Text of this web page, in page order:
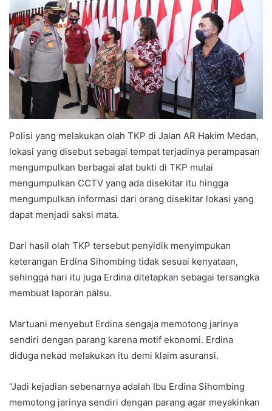
Polisi yang melakukan olah TKP di Jalan AR Hakim Medan,
lokasi yang disebut sebagai tempat terjadinya perampasan
mengumpulkan berbagai alat bukti di TKP mulai
mengumpulkan CCTV yang ada disekitar itu hingga
mengumpulkan informasi dari orang disekitar lokasi yang
dapat menjadi saksi mata.
Dari hasil olah TKP tersebut penyidik menyimpukan
keterangan Erdina Sihombing tidak sesuai kenyataan,
sehingga hari itu juga Erdina ditetapkan sebagai tersangka
membuat laporan palsu.
Martuani menyebut Erdina sengaja memotong jarinya
sendiri dengan parang karena motif ekonomi. Erdina
diduga nekad melakukan itu demi klaim asuransi.
“Jadi kejadian sebenarnya adalah Ibu Erdina Sihombing
memotong jarinya sendiri dengan parang agar meyakinkan